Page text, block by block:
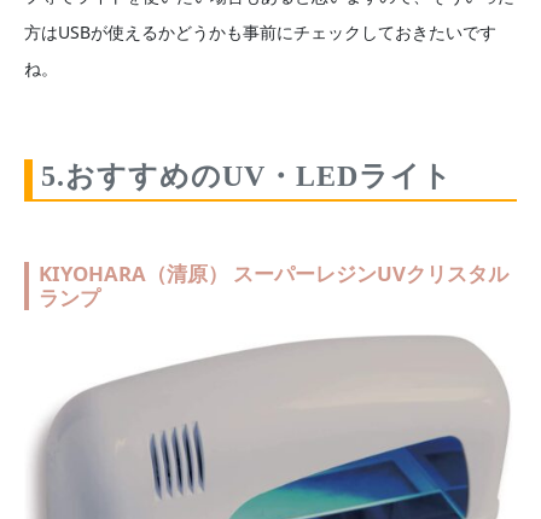
方はUSBが使えるかどうかも事前にチェックしておきたいです
ね。
5.おすすめのUV・LEDライト
KIYOHARA（清原） スーパーレジンUVクリスタル
ランプ